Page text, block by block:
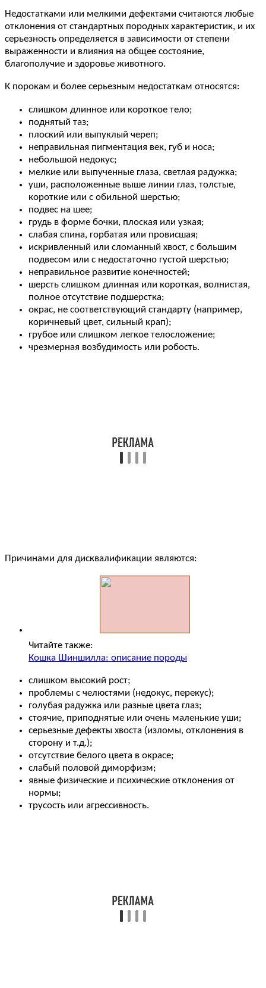
Недостатками или мелкими дефектами считаются любые
отклонения от стандартных породных характеристик, и их
серьезность определяется в зависимости от степени
выраженности и влияния на общее состояние,
благополучие и здоровье животного.
К порокам и более серьезным недостаткам относятся:
слишком длинное или короткое тело;
поднятый таз;
плоский или выпуклый череп;
неправильная пигментация век, губ и носа;
небольшой недокус;
мелкие или выпученные глаза, светлая радужка;
уши, расположенные выше линии глаз, толстые,
короткие или с обильной шерстью;
подвес на шее;
грудь в форме бочки, плоская или узкая;
слабая спина, горбатая или провисшая;
искривленный или сломанный хвост, с большим
подвесом или с недостаточно густой шерстью;
неправильное развитие конечностей;
шерсть слишком длинная или короткая, волнистая,
полное отсутствие подшерстка;
окрас, не соответствующий стандарту (например,
коричневый цвет, сильный крап);
грубое или слишком легкое телосложение;
чрезмерная возбудимость или робость.
Причинами для дисквалификации являются:
Читайте также:
Кошка Шиншилла: описание породы
слишком высокий рост;
проблемы с челюстями (недокус, перекус);
голубая радужка или разные цвета глаз;
стоячие, приподнятые или очень маленькие уши;
серьезные дефекты хвоста (изломы, отклонения в
сторону и т.д.);
отсутствие белого цвета в окрасе;
слабый половой диморфизм;
явные физические и психические отклонения от
нормы;
трусость или агрессивность.